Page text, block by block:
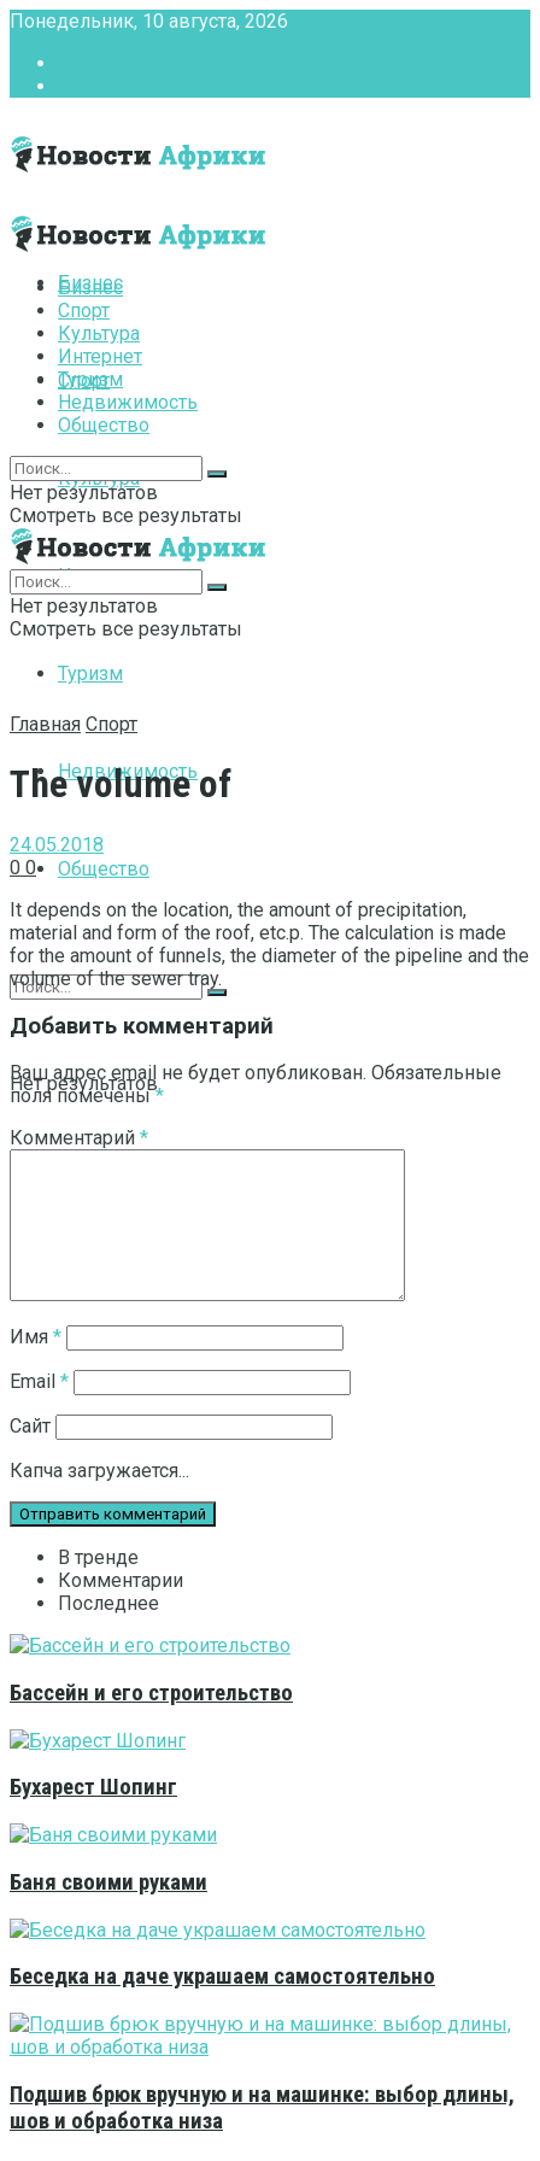
Понедельник, 10 августа, 2026
Бизнес
Спорт
Культура
Интернет
Туризм
Недвижимость
Общество
Нет результатов
Бизнес
Спорт
Культура
Интернет
Туризм
Недвижимость
Общество
Нет результатов
Смотреть все результаты
Нет результатов
Смотреть все результаты
Главная Спорт
The volume of
24.05.2018
0 0
It depends on the location, the amount of precipitation,
material and form of the roof, etc.p. The calculation is made
for the amount of funnels, the diameter of the pipeline and the
volume of the sewer tray.
Добавить комментарий
Ваш адрес email не будет опубликован. Обязательные
поля помечены*
Комментарий *
Имя *
Email *
Сайт
Капча загружается...
В тренде
Комментарии
Последнее
Бассейн и его строительство
Бухарест Шопинг
Баня своими руками
Беседка на даче украшаем самостоятельно
Подшив брюк вручную и на машинке: выбор длины,
шов и обработка низа